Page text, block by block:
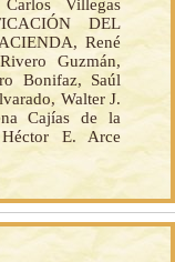
Villegas
DEL
René
Guzmán,
Bonifaz, Saúl
Walter J.
Cajías de la
E. Arce